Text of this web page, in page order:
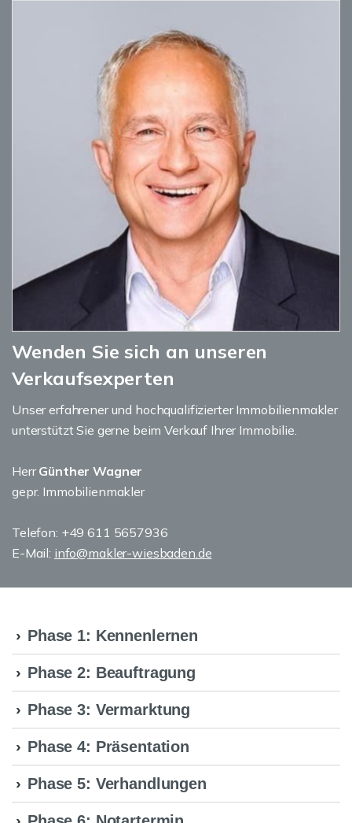
Phase 1: Kennenlernen
Phase 2: Beauftragung
Phase 3: Vermarktung
Phase 4: Präsentation
Phase 5: Verhandlungen
Wenden Sie sich an unseren
Verkaufsexperten
Unser erfahrener und hochqualifizierter Immobilienmakler
unterstützt Sie gerne beim Verkauf Ihrer Immobilie.
HerrGünther Wagner
gepr. Immobilienmakler
Telefon: +49 611 5657936
E-Mail: info@makler-wiesbaden.de